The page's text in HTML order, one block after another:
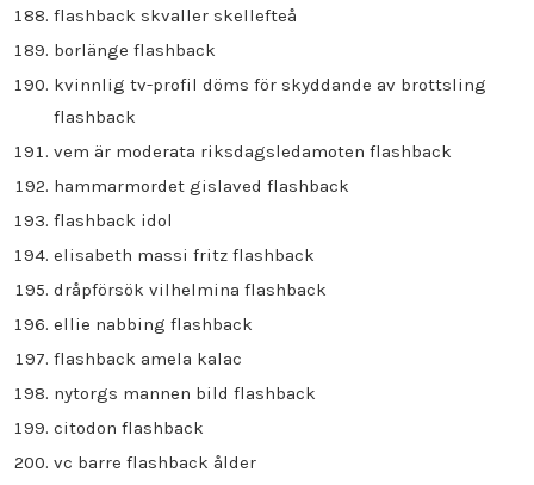
flashback skvaller skellefteå
borlänge flashback
kvinnlig tv-profil döms för skyddande av brottsling
flashback
vem är moderata riksdagsledamoten flashback
hammarmordet gislaved flashback
flashback idol
elisabeth massi fritz flashback
dråpförsök vilhelmina flashback
ellie nabbing flashback
flashback amela kalac
nytorgs mannen bild flashback
citodon flashback
vc barre flashback ålder